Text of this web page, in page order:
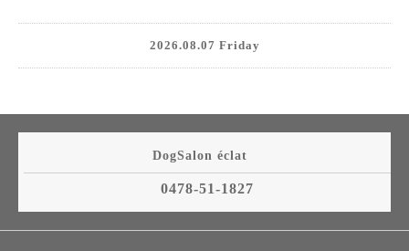
2026.08.07 Friday
DogSalon éclat
0478-51-1827